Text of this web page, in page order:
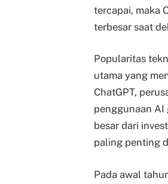
tercapai, maka
terbesar saat
Popularitas
utama yang
ChatGPT,
penggunaan AI
besar dari
paling penting
Pada awal